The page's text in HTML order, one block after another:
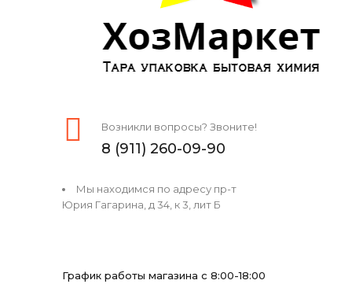
Возникли вопросы? Звоните!
8 (911) 260-09-90
Мы находимся по адресу пр-т
Юрия Гагарина, д 34, к 3, лит Б
График работы магазина с 8:00-18:00